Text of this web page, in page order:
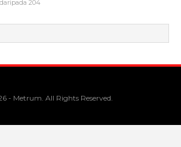
204
- Metrum. All Rights Reserved.